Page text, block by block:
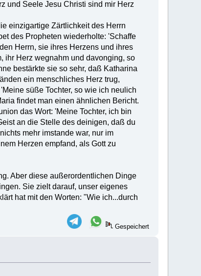
und Seele Jesu Christi sind mir Herz
einzigartige Zärtlichkeit des Herrn
des Propheten wiederholte: 'Schaffe
Herrn, sie ihres Herzens und ihres
ihr Herz wegnahm und davonging, so
bestärkte sie so sehr, daß Katharina
ein menschliches Herz trug,
süße Tochter, so wie ich neulich
findet man einen ähnlichen Bericht.
das Wort: 'Meine Tochter, ich bin
an die Stelle des deinigen, daß du
mehr imstande war, nur im
Herzen empfand, als Gott zu
Aber diese außerordentlichen Dinge
Sie zielt darauf, unser eigenes
hat mit den Worten: "Wie ich...durch
Gespeichert